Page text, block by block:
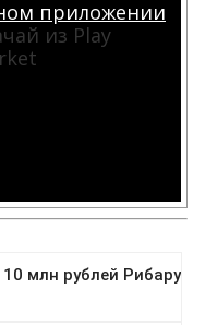
приложении
из Play